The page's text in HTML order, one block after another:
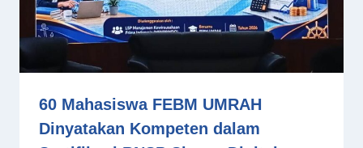
60 Mahasiswa FEBM UMRAH
Dinyatakan Kompeten dalam